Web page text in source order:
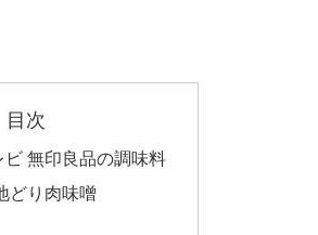
目次
ビ 無印良品の調味料
どり肉味噌